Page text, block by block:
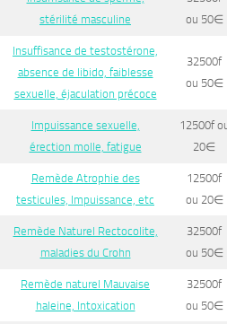
stérilité masculine
ou 50∈
Insuffisance de testostérone,
absence de libido, faiblesse
sexuelle, éjaculation précoce
32500f
ou 50∈
Impuissance sexuelle,
érection molle, fatigue
12500f
20∈
Remède Atrophie des
testicules, Impuissance, etc
12500f
ou 20∈
Remède Naturel Rectocolite,
maladies du Crohn
32500f
ou 50∈
Remède naturel Mauvaise
haleine, Intoxication
32500f
ou 50∈